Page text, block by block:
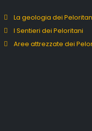
La geologia dei
I Sentieri dei Peloritani
Aree attrezzate dei